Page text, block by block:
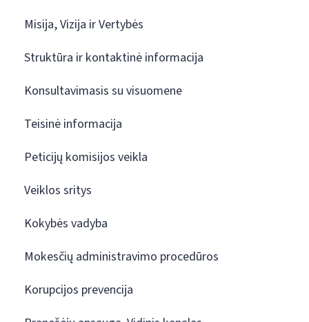
Misija, Vizija ir Vertybės
Struktūra ir kontaktinė informacija
Konsultavimasis su visuomene
Teisinė informacija
Peticijų komisijos veikla
Veiklos sritys
Kokybės vadyba
Mokesčių administravimo procedūros
Korupcijos prevencija